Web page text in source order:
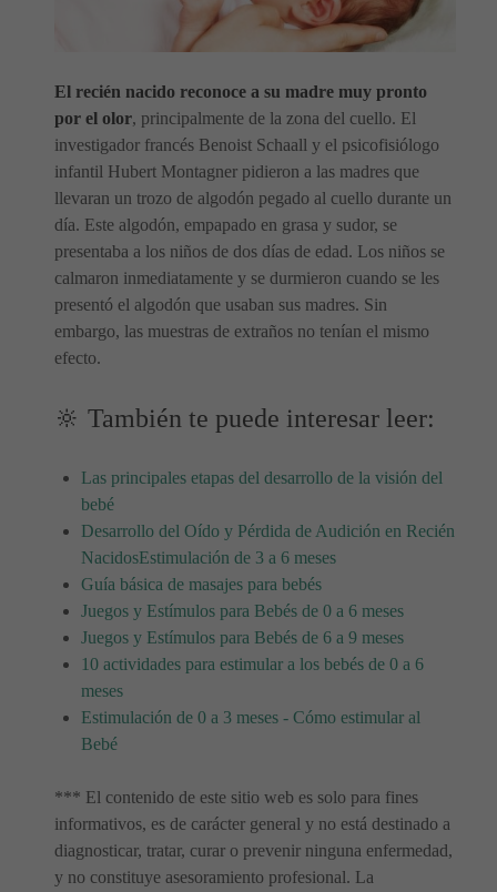
El recién nacido reconoce a su madre muy pronto
por el olor, principalmente de la zona del cuello. El
investigador francés Benoist Schaall y el psicofisiólogo
infantil Hubert Montagner pidieron a las madres que
llevaran un trozo de algodón pegado al cuello durante un
día. Este algodón, empapado en grasa y sudor, se
presentaba a los niños de dos días de edad. Los niños se
calmaron inmediatamente y se durmieron cuando se les
presentó el algodón que usaban sus madres. Sin
embargo, las muestras de extraños no tenían el mismo
efecto.
🔆 También te puede interesar leer:
Las principales etapas del desarrollo de la visión del
bebé
Desarrollo del Oído y Pérdida de Audición en Recién
NacidosEstimulación de 3 a 6 meses
Guía básica de masajes para bebés
Juegos y Estímulos para Bebés de 0 a 6 meses
Juegos y Estímulos para Bebés de 6 a 9 meses
10 actividades para estimular a los bebés de 0 a 6
meses
Estimulación de 0 a 3 meses - Cómo estimular al
Bebé
*** El contenido de este sitio web es solo para fines
informativos, es de carácter general y no está destinado a
diagnosticar, tratar, curar o prevenir ninguna enfermedad,
y no constituye asesoramiento profesional. La